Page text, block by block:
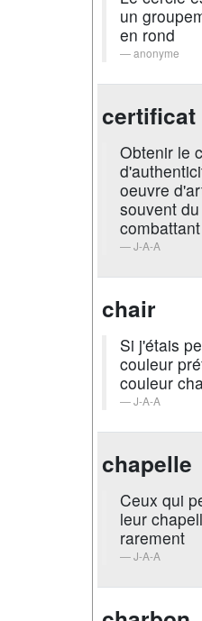
un
en rond
anonyme
certificat
Obtenir le
oeuvre
souvent
combattant
J-A-A
chair
Si j'étais
couleur
couleur
J-A-A
chapelle
Ceux qui
leur
rarement
J-A-A